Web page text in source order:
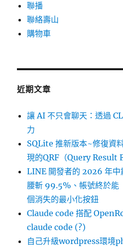
聯播
聯絡壽山
購物車
近期文章
讓 AI 不只會聊天：透過
力
SQLite 推新版本~修復資
現的QRF（Query Result
LINE 開發者的 2026 年
腰斬 99.5%、帳號終於能
個消失的最小化按鈕
Claude code 搭配
claude code (?)
自己升級wordpress環境